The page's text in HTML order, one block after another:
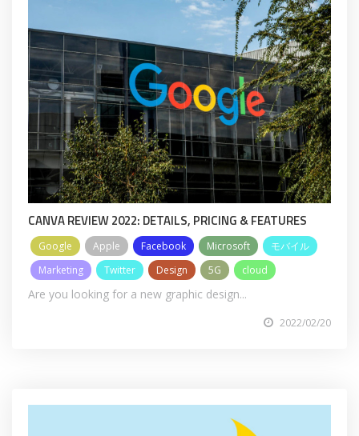
CANVA REVIEW 2022: DETAILS, PRICING & FEATURES
Google Apple Facebook Microsoft
モバイル
Marketing
Twitter Design 5G cloud
Are you looking for a new graphic design...
2022/02/20